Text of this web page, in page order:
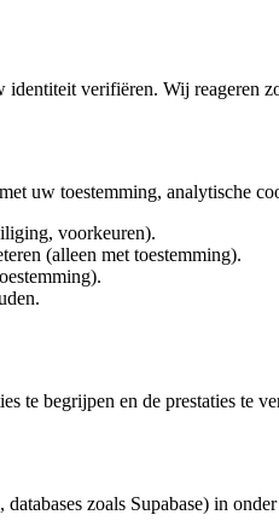
verifiëren. Wij reageren
uw toestemming, analytische
voorkeuren).
(alleen met toestemming).
te begrijpen en de prestaties te
zoals Supabase) in